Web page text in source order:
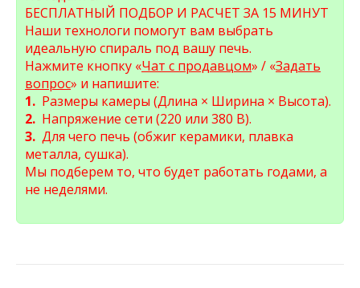
БЕСПЛАТНЫЙ ПОДБОР И РАСЧЕТ ЗА 15 МИНУТ
Наши технологи помогут вам выбрать
идеальную спираль под вашу печь.
Нажмите кнопку «Чат с продавцом» / «Задать
вопрос» и напишите:
1. Размеры камеры (Длина × Ширина × Высота).
2. Напряжение сети (220 или 380 В).
3. Для чего печь (обжиг керамики, плавка
металла, сушка).
Мы подберем то, что будет работать годами, а
не неделями.